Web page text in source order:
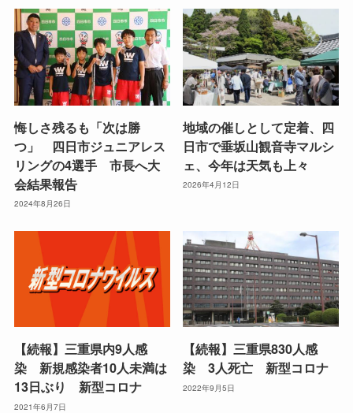
悔しさ残るも「次は勝
つ」 四日市ジュニアレス
リングの4選手 市長へ大
会結果報告
2024年8月26日
地域の催しとして定着、四
日市で垂坂山観音寺マルシ
ェ、今年は天気も上々
2026年4月12日
【続報】三重県内9人感
染 新規感染者10人未満は
13日ぶり 新型コロナ
2021年6月7日
【続報】三重県830人感
染 3人死亡 新型コロナ
2022年9月5日